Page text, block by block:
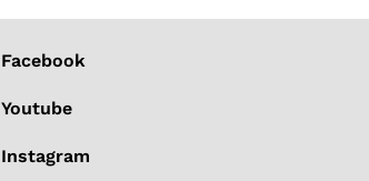
Facebook
Youtube
Instagram